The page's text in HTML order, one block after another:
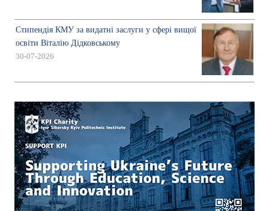
Стипендія КМУ за видатні заслуги у сфері вищої
освіти Віталію Дідковському
30-07-2026